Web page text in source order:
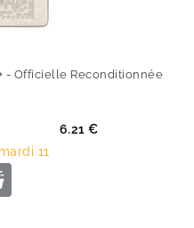
- Officielle Reconditionnée
6.21 €
mardi 11